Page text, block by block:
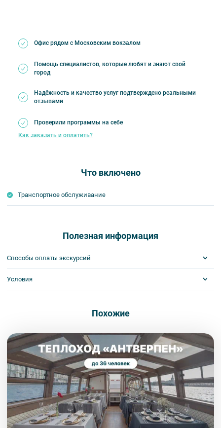
Офис рядом с Московским вокзалом
Помощь специалистов, которые любят и знают свой
город
Надёжность и качество услуг подтверждено реальными
отзывами
Проверили программы на себе
Как заказать и оплатить?
Что включено
Транспортное обслуживание
Полезная информация
Способы оплаты экскурсий
Условия
Похожие